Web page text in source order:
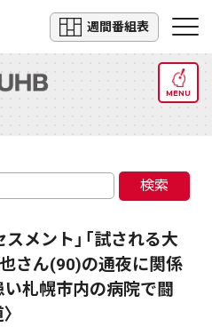
週間番組表
MENU
検索
スメント」「試される大
さん(90)の通夜に関係
札幌市内の病院で闘